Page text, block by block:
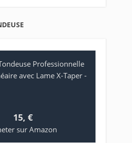
Professionnelle
avec Lame X-Taper -
15, €
sur Amazon